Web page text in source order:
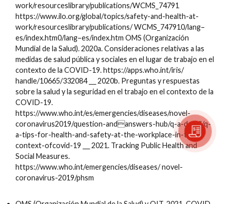
work/resourceslibrary/publications/WCMS_74791
https://www.ilo.org/global/topics/safety-and-health-at-
work/resourceslibrary/publications/ WCMS_747910/lang–
es/index.htm0/lang–es/index.htm OMS (Organización
Mundial de la Salud). 2020a. Consideraciones relativas a las
medidas de salud pública y sociales en el lugar de trabajo en el
contexto de la COVID-19. https://apps.who.int/iris/
handle/10665/332084 ⸏ 2020b. Preguntas y respuestas
sobre la salud y la seguridad en el trabajo en el contexto de la
COVID-19.
https://www.who.int/es/emergencies/diseases/novel-
coronavirus2019/question-andanswers-hub/q-a-detail/q-
a-tips-for-health-and-safety-at-the-workplace-in-the-
context-ofcovid-19 ⸏ 2021. Tracking Public Health and
Social Measures.
https://www.who.int/emergencies/diseases/ novel-
coronavirus-2019/phsm